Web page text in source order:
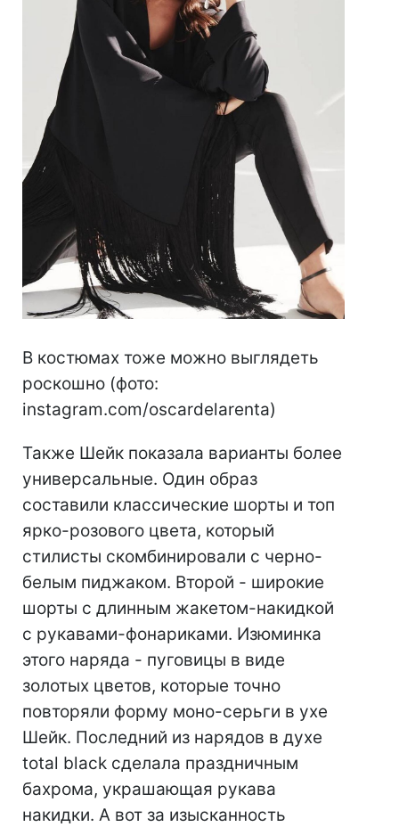
В костюмах тоже можно выглядеть
роскошно (фото:
instagram.com/oscardelarenta)
Также Шейк показала варианты более
универсальные. Один образ
составили классические шорты и топ
ярко-розового цвета, который
стилисты скомбинировали с черно-
белым пиджаком. Второй - широкие
шорты с длинным жакетом-накидкой
с рукавами-фонариками. Изюминка
этого наряда - пуговицы в виде
золотых цветов, которые точно
повторяли форму моно-серьги в ухе
Шейк. Последний из нарядов в духе
total black сделала праздничным
бахрома, украшающая рукава
накидки. А вот за изысканность